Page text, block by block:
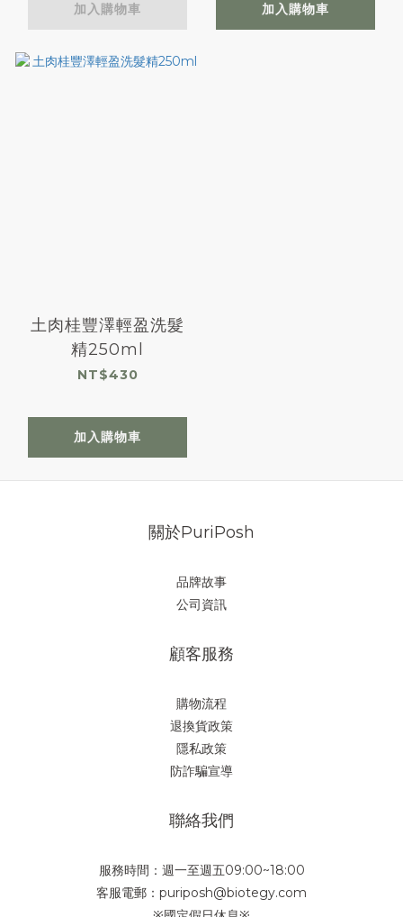
加入購物車 加入購物車
土肉桂豐澤輕盈洗髮
精250ml
NT$430
加入購物車
關於PuriPosh
品牌故事
公司資訊
顧客服務
購物流程
退換貨政策
隱私政策
防詐騙宣導
聯絡我們
服務時間：週一至週五09:00~18:00
客服電郵：puriposh@biotegy.com